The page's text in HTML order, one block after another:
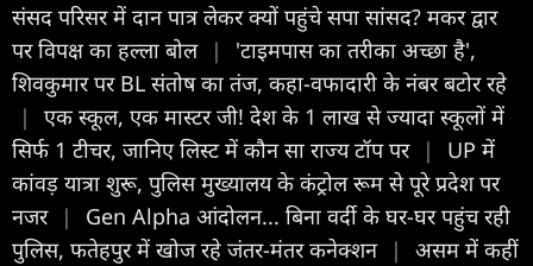
संसद परिसर में दान पात्र लेकर क्यों पहुंचे सपा सांसद? मकर द्वार
पर विपक्ष का हल्ला बोल |
'टाइमपास का तरीका अच्छा है',
शिवकुमार पर BL संतोष का तंज, कहा-वफादारी के नंबर बटोर रहे
|
एक स्कूल, एक मास्टर जी! देश के 1 लाख से ज्यादा स्कूलों में
सिर्फ 1 टीचर, जानिए लिस्ट में कौन सा राज्य टॉप पर |
UP में
कांवड़ यात्रा शुरू, पुलिस मुख्यालय के कंट्रोल रूम से पूरे प्रदेश पर
नजर |
Gen Alpha आंदोलन... बिना वर्दी के घर-घर पहुंच रही
पुलिस, फतेहपुर में खोज रहे जंतर-मंतर कनेक्शन |
असम में कहीं